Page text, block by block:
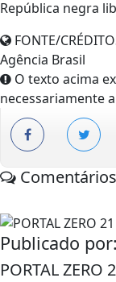
República negra
FONTE/
Agência Brasil
O texto acima
necessariamente
Publicado por:
PORTAL ZERO